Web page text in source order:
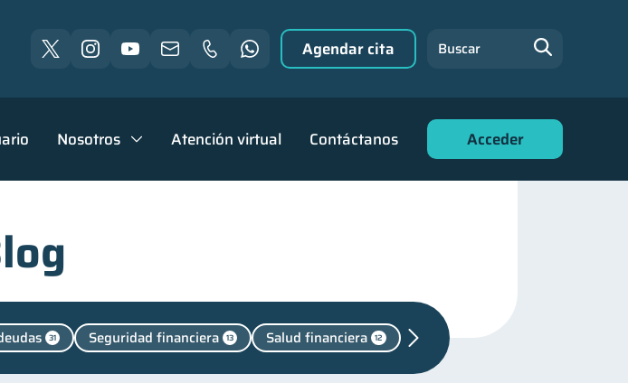
Nosotros Atención virtual Contáctanos Acceder
Agendar cita Buscar
31 Seguridad financiera 13 Salud financiera 12